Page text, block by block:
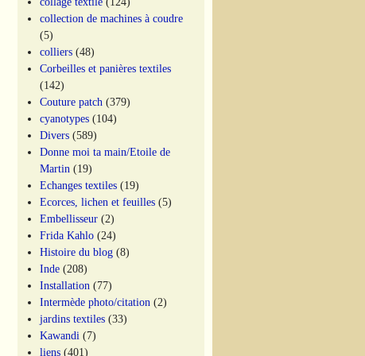
collection de machines à coudre
(5)
colliers (48)
Corbeilles et panières textiles
(142)
Couture patch (379)
cyanotypes (104)
Divers (589)
Donne moi ta main/Etoile de
Martin (19)
Echanges textiles (19)
Ecorces, lichen et feuilles (5)
Embellisseur (2)
Frida Kahlo (24)
Histoire du blog (8)
Inde (208)
Installation (77)
Intermède photo/citation (2)
jardins textiles (33)
Kawandi (7)
liens (401)